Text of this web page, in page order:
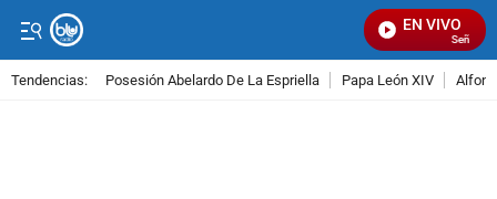
EN VIVO
Señal
Tendencias: Posesión Abelardo De La Espriella Papa León XIV